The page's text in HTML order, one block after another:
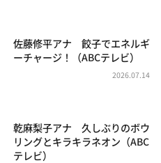
佐藤修平アナ 餃子でエネルギ
ーチャージ！（ABCテレビ）
2026.07.14
乾麻梨子アナ 久しぶりのボウ
リングとキラキラネオン（ABC
テレビ）